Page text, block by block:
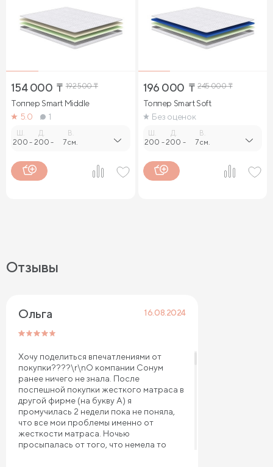
154 000 ₸ 192 500₸
Топпер Smart Middle
5.0
1
200 -
Д.
200 -
В.
7 см.
196 000 ₸ 245 000₸
Топпер Smart Soft
Без оценок
200 -
Д.
200 -
В.
7 см.
Отзывы
Ольга 16.08.2024
Хочу поделиться впечатлениями от
покупки????\r\nО компании Сонум
ранее ничего не знала. После
поспешной покупки жесткого матраса в
другой фирме (на букву А) я
промучилась 2 недели пока не поняла,
что все мои проблемы именно от
жесткости матраса. Ночью
просыпалась от того, что немела то